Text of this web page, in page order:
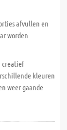
afvullen en
worden
creatief
kleuren
weer gaande